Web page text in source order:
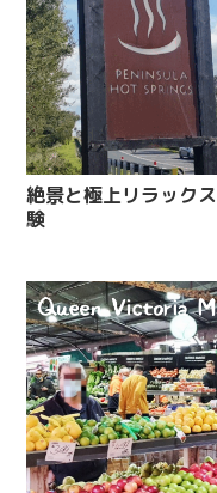
絶景と極上リラック
験